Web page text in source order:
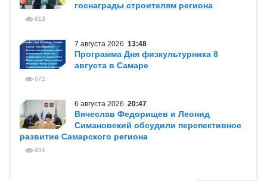
госнаграды строителям региона
813
7 августа 2026 13:48
Программа Дня физкультурника 8
августа в Самаре
672
6 августа 2026 20:47
Вячеслав Федорищев и Леонид
Симановский обсудили перспективное
развитие Самарского региона
934